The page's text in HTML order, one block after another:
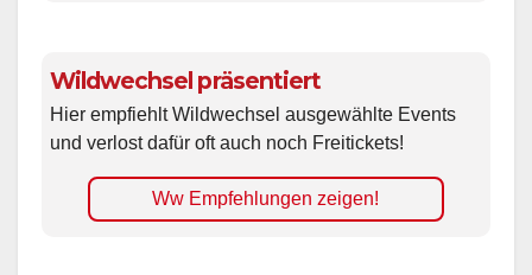
Wildwechsel präsentiert
Hier empfiehlt Wildwechsel ausgewählte Events
und verlost dafür oft auch noch Freitickets!
Ww Empfehlungen zeigen!